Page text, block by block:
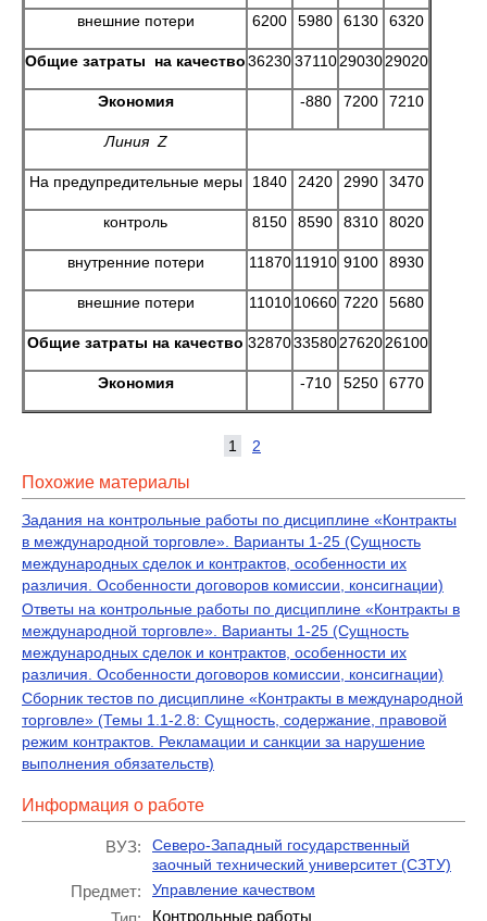
внешние потери 6200 5980 6130 6320
Общие затраты на качество3623037110 2903029020
Экономия -880 7200 7210
Линия Z
На предупредительные меры 1840 2420 2990 3470
контроль 8150 8590 8310 8020
внутренние потери 11870 11910 9100 8930
внешние потери 11010 10660 7220 5680
Общие затраты на качество 32870335802762026100
Экономия -710 5250 6770
1 2
Похожие материалы
Задания на контрольные работы по дисциплине «Контракты
в международной торговле». Варианты 1-25 (Сущность
международных сделок и контрактов, особенности их
различия. Особенности договоров комиссии, консигнации)
Ответы на контрольные работы по дисциплине «Контракты в
международной торговле». Варианты 1-25 (Сущность
международных сделок и контрактов, особенности их
различия. Особенности договоров комиссии, консигнации)
Сборник тестов по дисциплине «Контракты в международной
торговле» (Темы 1.1-2.8: Сущность, содержание, правовой
режим контрактов. Рекламации и санкции за нарушение
выполнения обязательств)
Информация о работе
ВУЗ:
Северо-Западный государственный
заочный технический университет (СЗТУ)
Предмет: Управление качеством
Контрольные работы